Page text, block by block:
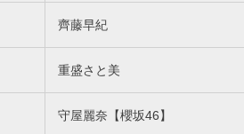
齊藤早紀
重盛さと美
守屋麗奈【櫻坂46】